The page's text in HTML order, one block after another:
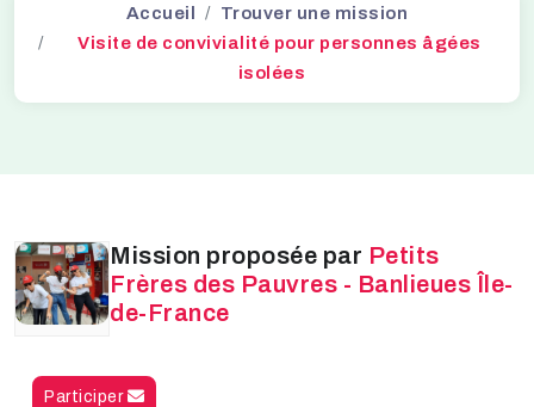
Accueil
Trouver une mission
Visite de convivialité pour personnes âgées
isolées
Mission proposée par Petits
Frères des Pauvres - Banlieues Île-
de-France
Participer